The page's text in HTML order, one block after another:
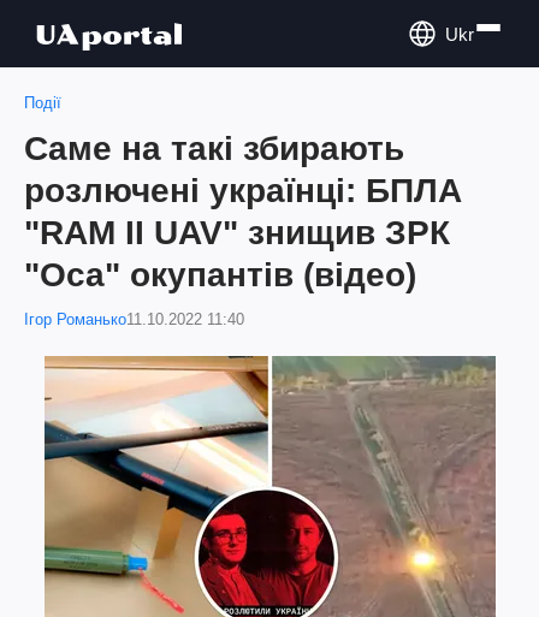
Ukr
Події
Саме на такі збирають
розлючені українці: БПЛА
"RAM II UAV" знищив ЗРК
"Оса" окупантів (відео)
Ігор Романько11.10.2022 11:40